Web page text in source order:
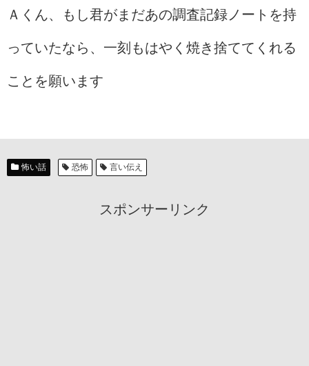
Ａくん、もし君がまだあの調査記録ノートを持
っていたなら、一刻もはやく焼き捨ててくれる
ことを願います
怖い話 恐怖 言い伝え
スポンサーリンク